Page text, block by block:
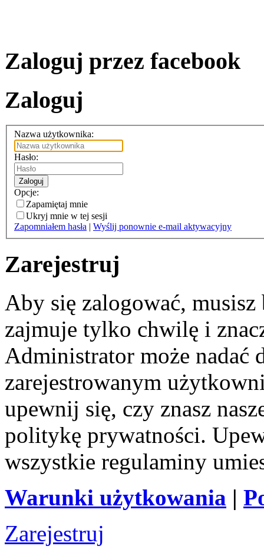
Zaloguj przez facebook
Zaloguj
Nazwa użytkownika:
Hasło:
Zaloguj
Opcje:
Zapamiętaj mnie
Ukryj mnie w tej sesji
Zapomniałem hasła | Wyślij ponownie e-mail aktywacyjny
Zarejestruj
Aby się zalogować,
zajmuje tylko chwilę i
Administrator może nadać
zarejestrowanym
upewnij się, czy znasz
politykę prywatności.
wszystkie regulaminy
Warunki użytkowania |
Zarejestruj